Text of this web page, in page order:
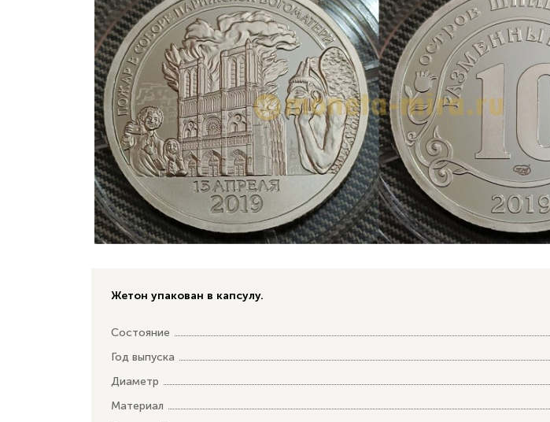
Жетон упакован в капсулу.
Состояние
Год выпуска
Диаметр
Материал